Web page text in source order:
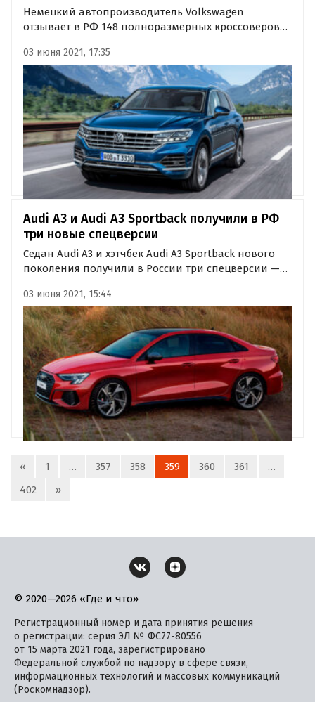
Немецкий автопроизводитель Volkswagen
отзывает в РФ 148 полноразмерных кроссоверов
годы. Как стало известно «Где и что», причиной
отзывной кампании стали возможные сбои в
работе системы контроля…
03 июня 2021, 17:35
Audi A3 и Audi A3 Sportback получили в РФ
три новые спецверсии
Седан Audi A3 и хэтчбек Audi A3 Sportback нового
поколения получили в России три спецверсии —
комплектации Advance, Design и Sport
соответственно, они получили яркие цвета кузова
и расширенное оснащение.
03 июня 2021, 15:44
« 1 … 357 358 359 360 361
…
402
»
© 2020—2026 «Где и что»
Регистрационный номер и дата принятия решения
о регистрации: серия ЭЛ № ФС77-80556
от 15 марта 2021 года, зарегистрировано
Федеральной службой по надзору в сфере связи,
информационных технологий и массовых коммуникаций
(Роскомнадзор).